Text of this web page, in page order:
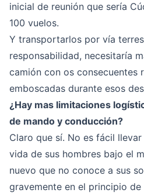
inicial de reunión que sería
100 vuelos.
Y transportarlos por vía
responsabilidad, necesitaría
camión con os consecuentes
emboscadas durante esos
¿Hay mas limitaciones
de mando y conducción?
Claro que sí. No es fácil
vida de sus hombres bajo el
nuevo que no conoce a sus
gravemente en el principio